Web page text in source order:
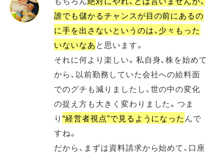
誰でも儲かるチャンスが目の前にあるの
に手を出さないというのは、少々もった
いないなあと思います。
それに何より楽しい。私自身、株を始めて
から、以前勤務していた会社への給料面
でのグチも減りましたし、世の中の変化
の捉え方も大きく変わりました。つま
り “経営者視点”で見るようになったんで
すね。
だから、まずは資料請求から始めて、口座